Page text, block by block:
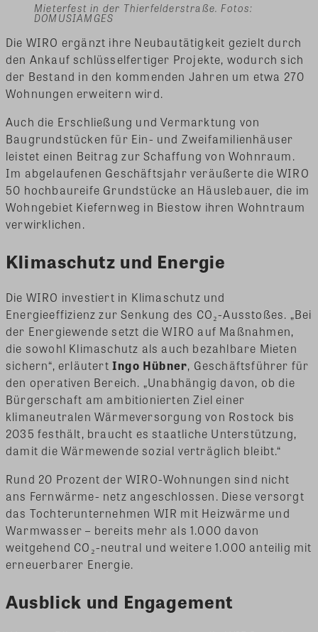
Mieterfest in der Thierfelderstraße. Fotos:
DOMUSIAMGES
Die WIRO ergänzt ihre Neubautätigkeit gezielt durch
den Ankauf schlüsselfertiger Projekte, wodurch sich
der Bestand in den kommenden Jahren um etwa 270
Wohnungen erweitern wird.
Auch die Erschließung und Vermarktung von
Baugrundstücken für Ein- und Zweifamilienhäuser
leistet einen Beitrag zur Schaffung von Wohnraum.
Im abgelaufenen Geschäftsjahr veräußerte die WIRO
50 hochbaureife Grundstücke an Häuslebauer, die im
Wohngebiet Kiefernweg in Biestow ihren Wohntraum
verwirklichen.
Klimaschutz und Energie
Die WIRO investiert in Klimaschutz und
Energieeffizienz zur Senkung des CO₂-Ausstoßes. „Bei
der Energiewende setzt die WIRO auf Maßnahmen,
die sowohl Klimaschutz als auch bezahlbare Mieten
sichern“, erläutert Ingo Hübner, Geschäftsführer für
den operativen Bereich. „Unabhängig davon, ob die
Bürgerschaft am ambitionierten Ziel einer
klimaneutralen Wärmeversorgung von Rostock bis
2035 festhält, braucht es staatliche Unterstützung,
damit die Wärmewende sozial verträglich bleibt.“
Rund 20 Prozent der WIRO-Wohnungen sind nicht
ans Fernwärme- netz angeschlossen. Diese versorgt
das Tochterunternehmen WIR mit Heizwärme und
Warmwasser – bereits mehr als 1.000 davon
weitgehend CO₂-neutral und weitere 1.000 anteilig mit
erneuerbarer Energie.
Ausblick und Engagement